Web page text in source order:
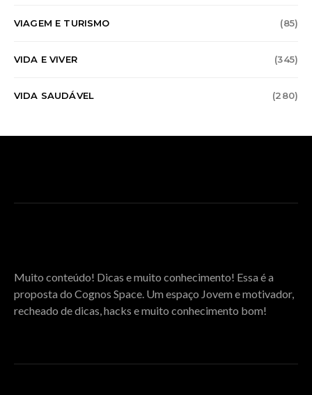
VIAGEM E TURISMO (85)
VIDA E VIVER (345)
VIDA SAUDÁVEL (280)
Muito conteúdo! Dicas e muito conhecimento! Essa é a
proposta do Cognos Space. Um espaço Jovem e motivador,
recheado de dicas, hacks e muito conhecimento bom!